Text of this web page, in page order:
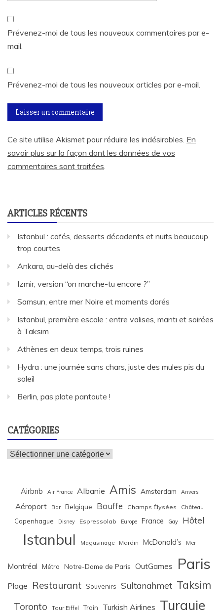
Prévenez-moi de tous les nouveaux commentaires par e-
mail.
Prévenez-moi de tous les nouveaux articles par e-mail.
Ce site utilise Akismet pour réduire les indésirables. En
savoir plus sur la façon dont les données de vos
commentaires sont traitées.
ARTICLES RÉCENTS
Istanbul : cafés, desserts décadents et nuits beaucoup
trop courtes
Ankara, au-delà des clichés
Izmir, version “on marche-tu encore ?”
Samsun, entre mer Noire et moments dorés
Istanbul, première escale : entre valises, mantı et soirées
à Taksim
Athènes en deux temps, trois ruines
Hydra : une journée sans chars, juste des mules pis du
soleil
Berlin, pas plate pantoute !
CATÉGORIES
Catégories
Airbnb Air France Albanie Amis Amsterdam Anvers
Aéroport Bar Belgique Bouffe Champs Élysées Château
Copenhague Disney Espressolab Europe France Gay Hôtel
Istanbul Magasinage Mardin McDonald’s Mer
Montréal Métro Notre-Dame de Paris OutGames Paris
Plage Restaurant Souvenirs Sultanahmet Taksim
Toronto Tour Eiffel Train Turkish Airlines Turquie